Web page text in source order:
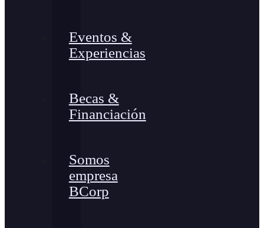
Eventos &
Experiencias
Becas &
Financiación
Somos
empresa
BCorp